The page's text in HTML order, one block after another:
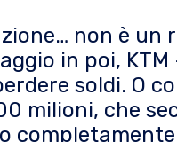
non è un
in poi,
soldi. O
milioni, che